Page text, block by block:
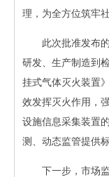
理，为全方位筑牢
此次批准发布
研发、生产制造到
挂式气体灭火装置
效发挥灭火作用，
设施信息采集装置
测、动态监管提供
下一步，市场